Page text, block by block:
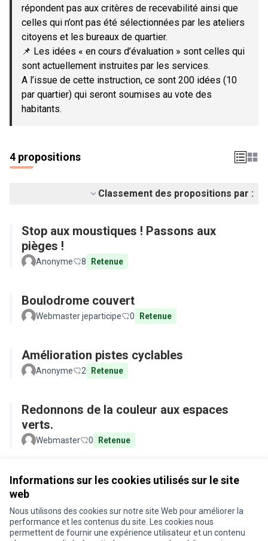
Informations sur les cookies utilisés sur le site
web
Nous utilisons des cookies sur notre site Web pour améliorer la
performance et les contenus du site. Les cookies nous
permettent de fournir une expérience utilisateur et un contenu
répondent pas aux critères de recevabilité ainsi que
celles qui n’ont pas été sélectionnées par les ateliers
citoyens et les bureaux de quartier.
📌 Les idées « en cours d’évaluation » sont celles qui
sont actuellement instruites par les services.
A l’issue de cette instruction, ce sont 200 idées (10
par quartier) qui seront soumises au vote des
habitants.
4 propositions
Classement des propositions par :
Stop aux moustiques ! Passons aux
pièges !
Anonyme 8 Retenue
Boulodrome couvert
Webmaster jeparticipe 0 Retenue
Amélioration pistes cyclables
Anonyme 2 Retenue
Redonnons de la couleur aux espaces
verts.
Webmaster 0 Retenue
Conditions d'utilisation
Paramètres des cookies
Je participe ! sur X
Je participe ! sur Facebook
Je participe ! sur Instagram